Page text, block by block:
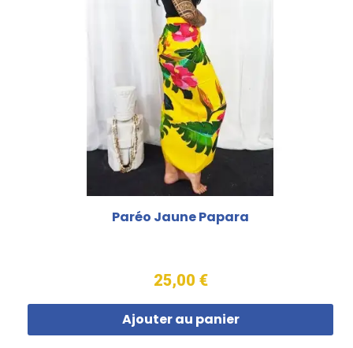
Paréo Jaune Papara
25,00 €
Ajouter au panier